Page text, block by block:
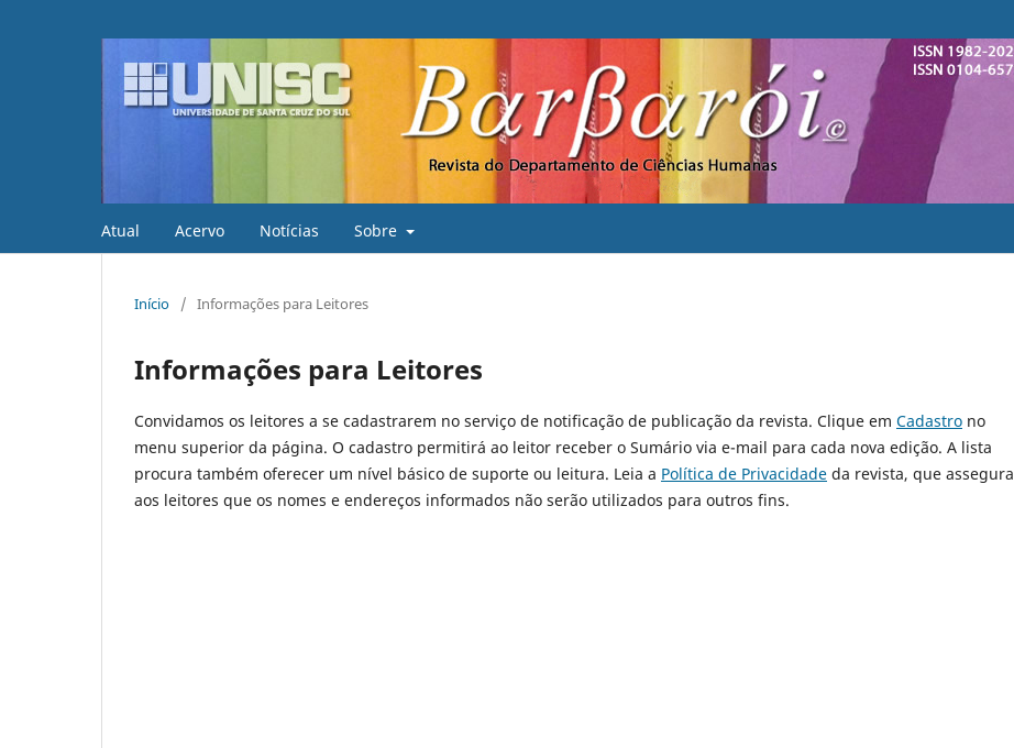
Atual Acervo Notícias Sobre
Início / Informações para Leitores
Informações para Leitores
Convidamos os leitores a se cadastrarem no serviço de notificação de publicação da revista. Clique em Cadastro no
menu superior da página. O cadastro permitirá ao leitor receber o Sumário via e-mail para cada nova edição. A lista
procura também oferecer um nível básico de suporte ou leitura. Leia a Política de Privacidade da revista, que assegura
aos leitores que os nomes e endereços informados não serão utilizados para outros fins.